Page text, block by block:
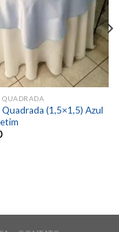
QUADRADA
Quadrada (1,5×1,5) Azul